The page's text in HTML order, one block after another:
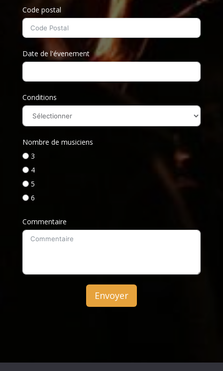
Code postal
Date de l'évenement
Conditions
Nombre de musiciens
3
4
5
6
Commentaire
Envoyer